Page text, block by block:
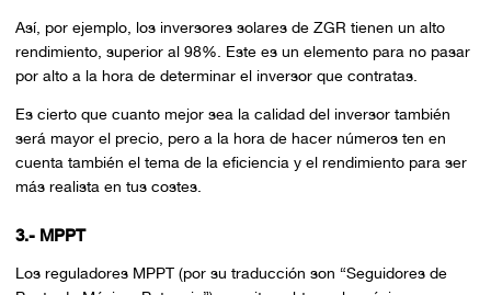
Así, por ejemplo, los inversores solares de ZGR tienen un alto
rendimiento, superior al 98%. Este es un elemento para no pasar
por alto a la hora de determinar el inversor que contratas.
Es cierto que cuanto mejor sea la calidad del inversor también
será mayor el precio, pero a la hora de hacer números ten en
cuenta también el tema de la eficiencia y el rendimiento para ser
más realista en tus costes.
3.- MPPT
Los reguladores MPPT (por su traducción son “Seguidores de